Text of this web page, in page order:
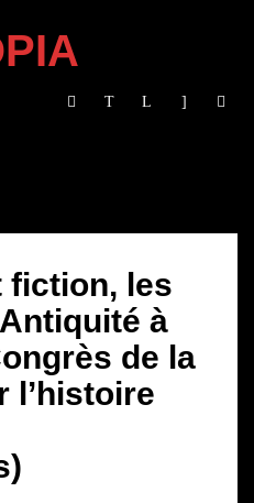
fiction, les
à
de la
l’histoire